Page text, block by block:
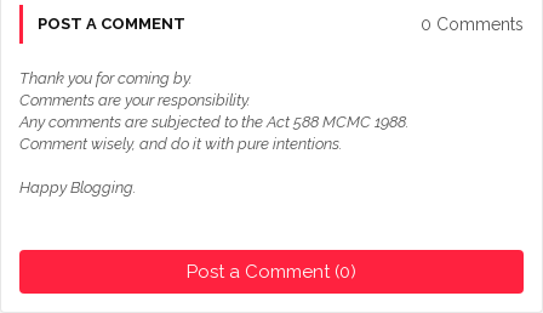
POST A COMMENT 0 Comments
Thank you for coming by.
Comments are your responsibility.
Any comments are subjected to the Act 588 MCMC 1988.
Comment wisely, and do it with pure intentions.
Happy Blogging.
Post a Comment (0)